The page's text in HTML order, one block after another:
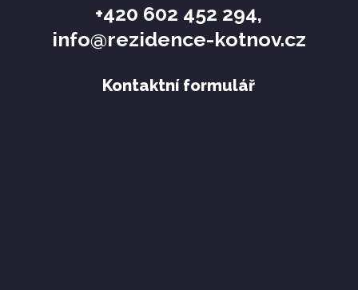
+420 602 452 294,
info@rezidence-kotnov.cz
Kontaktní formulář